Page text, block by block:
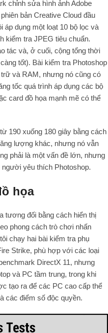
chỉnh sửa hình ảnh Adobe
bản Creative Cloud đầu
áp dụng một loạt 10 bộ lọc và
kiểm tra JPEG tiêu chuẩn.
tác và, ở cuối, cộng tổng thời
tốt). Bài kiểm tra Photoshop
và RAM, nhưng nó cũng có
tốc quá trình áp dụng các bộ
card đồ họa mạnh mẽ có thể
190 xuống 180 giây bằng cách
lượng khác, nhưng nó vẫn
phải là một vấn đề lớn, nhưng
yêu thích Photoshop.
họa
tương đối bằng cách hiển thị
phong cách trò chơi nhấn
chạy hai bài kiểm tra phụ
Strike, phù hợp với các loại
DirectX 11, nhưng
và PC tầm trung, trong khi
tạo ra để các PC cao cấp thể
các điểm số độc quyền.